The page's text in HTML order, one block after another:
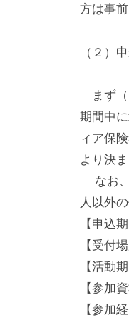
的
報
交
流
場
で
す
。
様
々
方は事
（２）
まず（
期間中
ィア保
より決
なお、
人以外
【申込
【受付
【活動
【参加
【参加